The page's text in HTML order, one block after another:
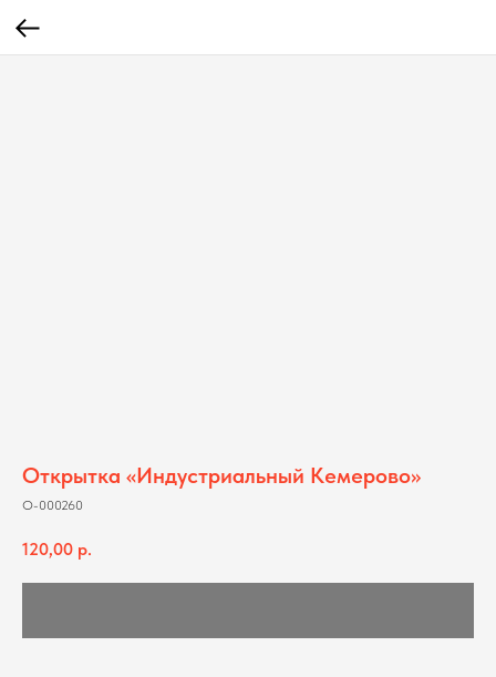
Открытка «Индустриальный Кемерово»
О-000260
120,00 р.